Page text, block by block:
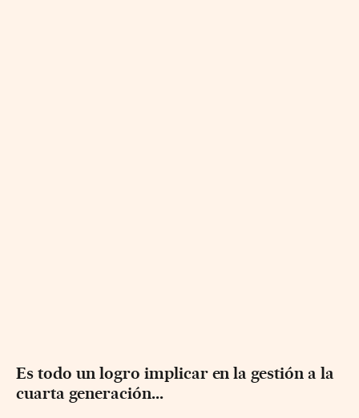
Es todo un logro implicar en la gestión a la
cuarta generación...